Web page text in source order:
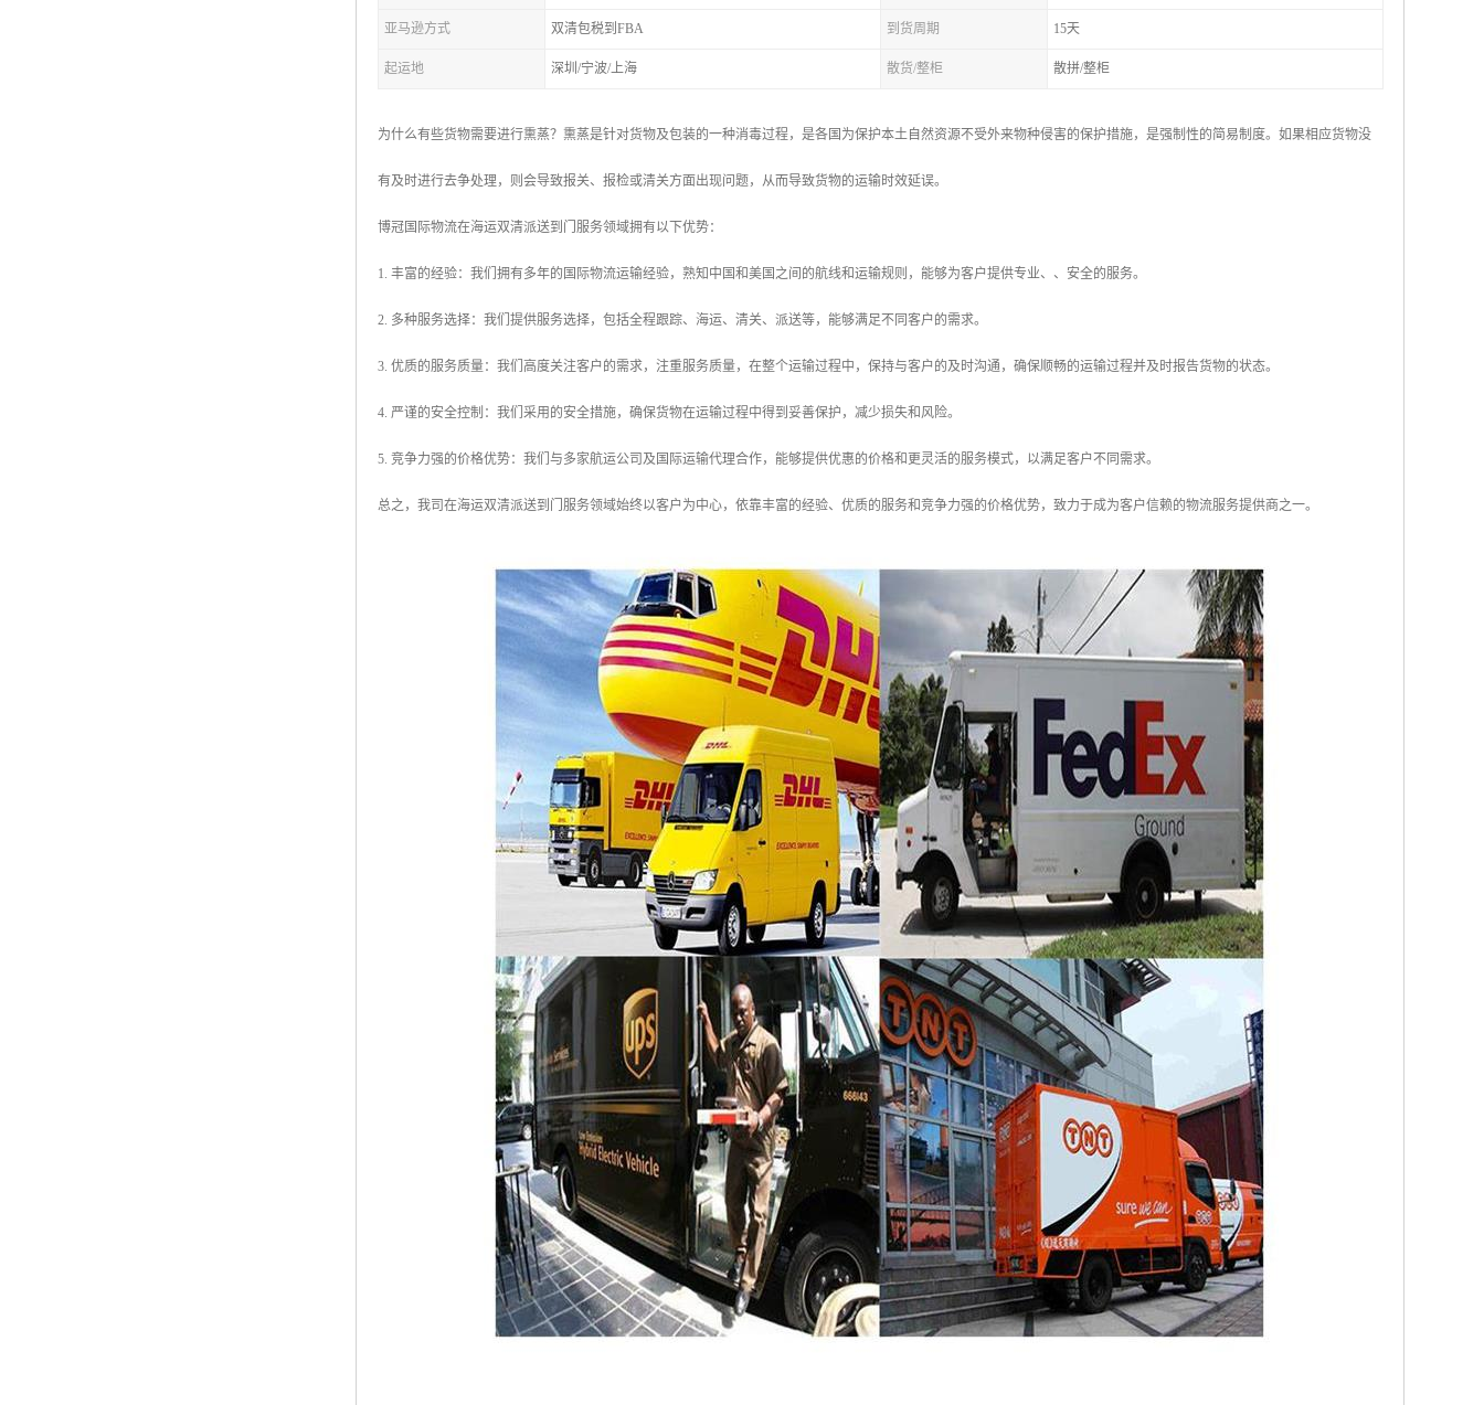
亚马逊方式 双清包税到FBA 到货周期 15天
起运地 深圳/宁波/上海 散货/整柜 散拼/整柜
为什么有些货物需要进行熏蒸？熏蒸是针对货物及包装的一种消毒过程，是各国为保护本土自然资源不受外来物种侵害的保护措施，是强制性的简易制度。如果相应货物没
有及时进行去争处理，则会导致报关、报检或清关方面出现问题，从而导致货物的运输时效延误。
博冠国际物流在海运双清派送到门服务领域拥有以下优势：
1. 丰富的经验：我们拥有多年的国际物流运输经验，熟知中国和美国之间的航线和运输规则，能够为客户提供专业、、安全的服务。
2. 多种服务选择：我们提供服务选择，包括全程跟踪、海运、清关、派送等，能够满足不同客户的需求。
3. 优质的服务质量：我们高度关注客户的需求，注重服务质量，在整个运输过程中，保持与客户的及时沟通，确保顺畅的运输过程并及时报告货物的状态。
4. 严谨的安全控制：我们采用的安全措施，确保货物在运输过程中得到妥善保护，减少损失和风险。
5. 竞争力强的价格优势：我们与多家航运公司及国际运输代理合作，能够提供优惠的价格和更灵活的服务模式，以满足客户不同需求。
总之，我司在海运双清派送到门服务领域始终以客户为中心，依靠丰富的经验、优质的服务和竞争力强的价格优势，致力于成为客户信赖的物流服务提供商之一。